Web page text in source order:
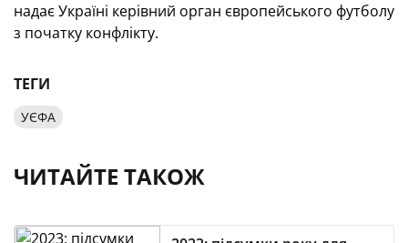
надає Україні керівний орган європейського футболу
з початку конфлікту.
ТЕГИ
УЄФА
ЧИТАЙТЕ ТАКОЖ